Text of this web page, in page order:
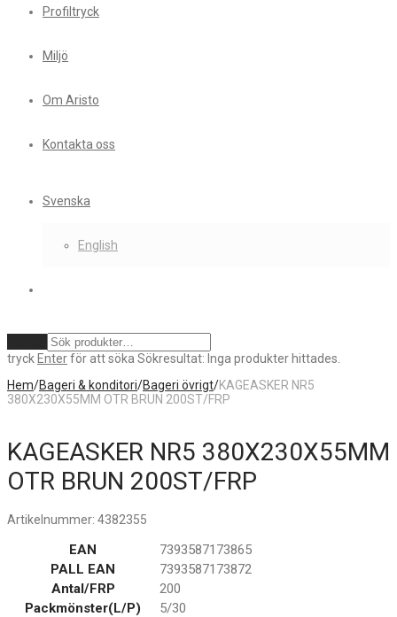
Profiltryck
Miljö
Om Aristo
Kontakta oss
Svenska
English
tryck Enterför att söka Sökresultat: Inga produkter hittades.
Hem/Bageri & konditori/Bageri övrigt/KAGEASKER NR5
380X230X55MM OTR BRUN 200ST/FRP
KAGEASKER NR5 380X230X55MM
OTR BRUN 200ST/FRP
Artikelnummer: 4382355
EAN
7393587173865
PALL EAN
7393587173872
Antal/FRP
200
Packmönster(L/P)
5/30